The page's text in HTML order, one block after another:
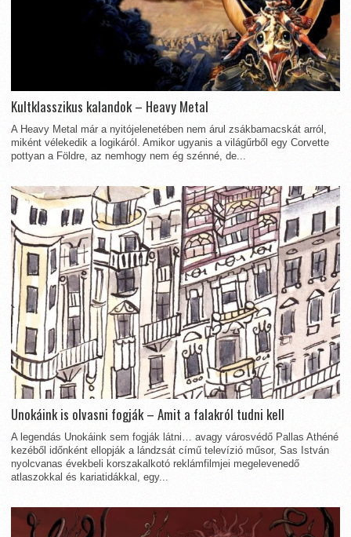
Kultklasszikus kalandok – Heavy Metal
A Heavy Metal már a nyitójelenetében nem árul zsákbamacskát arról,
miként vélekedik a logikáról. Amikor ugyanis a világűrből egy Corvette
pottyan a Földre, az nemhogy nem ég szénné, de...
Unokáink is olvasni fogják – Amit a falakról tudni kell
A legendás Unokáink sem fogják látni… avagy városvédő Pallas Athéné
kezéből időnként ellopják a lándzsát című televízió műsor, Sas István
nyolcvanas évekbeli korszakalkotó reklámfilmjei megelevenedő
atlaszokkal és kariatidákkal, egy...